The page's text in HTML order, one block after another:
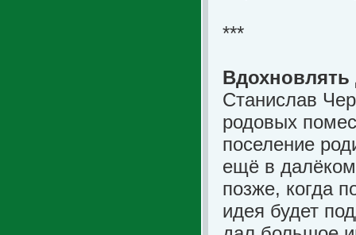
***
Станислав
родовых
поселение
ещё в далёком
позже, когда
идея будет